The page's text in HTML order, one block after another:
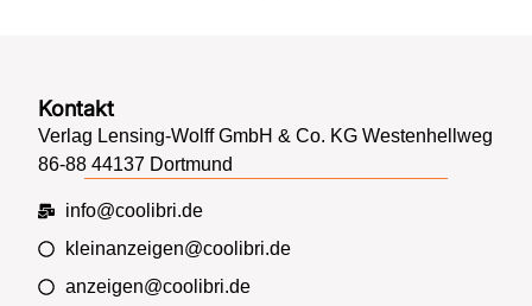
Kontakt
Verlag Lensing-Wolff GmbH & Co. KG Westenhellweg
86-88 44137 Dortmund
info@coolibri.de
kleinanzeigen@coolibri.de
anzeigen@coolibri.de